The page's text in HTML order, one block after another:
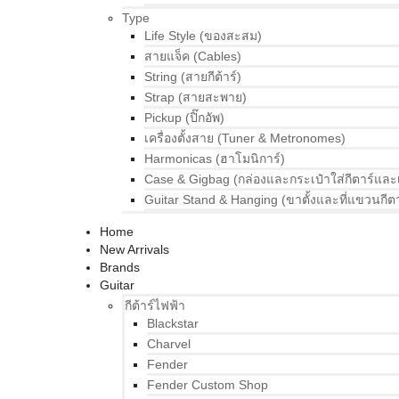
Type
Life Style (ของสะสม)
สายแจ็ค (Cables)
String (สายกีต้าร์)
Strap (สายสะพาย)
Pickup (ปิ๊กอัพ)
เครื่องตั้งสาย (Tuner & Metronomes)
Harmonicas (ฮาโมนิการ์)
Case & Gigbag (กล่องและกระเป๋าใส่กีตาร์และ
Guitar Stand & Hanging (ขาตั้งและที่แขวนกีต
Home
New Arrivals
Brands
Guitar
กีต้าร์ไฟฟ้า
Blackstar
Charvel
Fender
Fender Custom Shop